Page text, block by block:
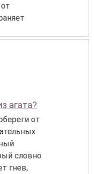
агата?
от
словно
гнев,